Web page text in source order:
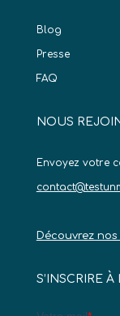
Blog
Presse
FAQ
NOUS
Envoyez votre
Découvrez
S’INSCRIRE